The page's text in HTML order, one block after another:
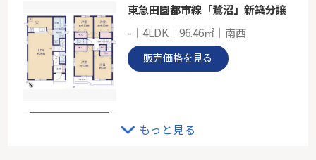
東急田園都市線「鷺沼」新築分譲
-｜4LDK｜96.46㎡｜南西
販売価格を見る
もっと見る